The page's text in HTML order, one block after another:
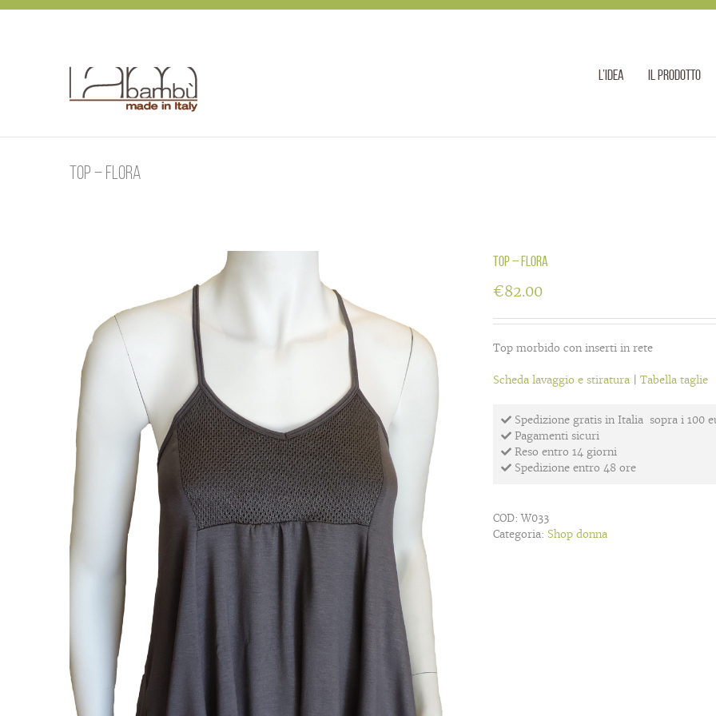
Skip
l’idea il prodotto
Top – flora
Top – flora
€82.00
Top morbido con inserti in rete
Scheda lavaggio e stiratura Tabella taglie
Spedizione gratis in Italia sopra i 100
Pagamenti sicuri
Reso entro 14 giorni
Spedizione entro 48 ore
COD:W033
Categoria: Shop donna